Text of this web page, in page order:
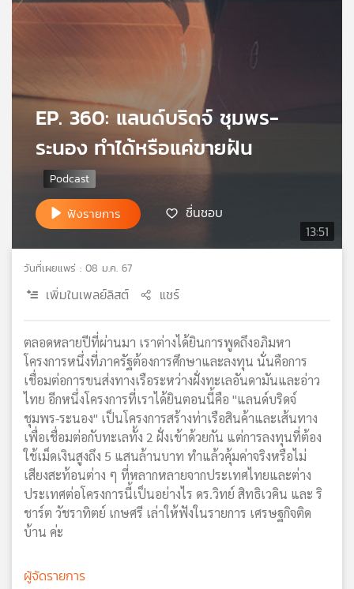
ไทย
แผนที่
เครือ
ข่าย
13:51
EP. 360: แลนด์บริดจ์ ชุมพร-
ระนอง ทำได้หรือแค่ขายฝัน
ฟังรายการ ชื่นชอบ
วันที่เผยแพร่ : 08 ม.ค. 67
เพิ่มในเพลย์ลิสต์ แชร์
ตลอดหลายปีที่ผ่านมา เราต่างได้ยินการพูดถึงอภิมหา
โครงการหนึ่งที่ภาครัฐต้องการศึกษาและลงทุน นั่นคือการ
เชื่อมต่อการขนส่งทางเรือระหว่างฝั่งทะเลอันดามันและอ่าว
ไทย อีกหนึ่งโครงการที่เราได้ยินตอนนี้คือ "แลนด์บริดจ์
ชุมพร-ระนอง" เป็นโครงการสร้างท่าเรือสินค้าและเส้นทาง
เพื่อเชื่อมต่อกับทะเลทั้ง 2 ฝั่งเข้าด้วยกัน แต่การลงทุนที่ต้อง
ใช้เม็ดเงินสูงถึง 5 แสนล้านบาท ทำแล้วคุ้มค่าจริงหรือไม่
เสียงสะท้อนต่าง ๆ ที่หลากหลายจากประเทศไทยและต่าง
ประเทศต่อโครงการนี้เป็นอย่างไร ดร.วิทย์ สิทธิเวคิน และ ริ
ชาร์ต วัชราทิตย์ เกษศรี เล่าให้ฟังในรายการ เศรษฐกิจติด
บ้าน ค่ะ
ผู้จัดรายการ